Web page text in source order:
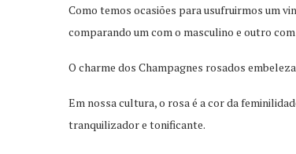
Como temos ocasiões para usufruirmos um
comparando um com o masculino e outro
O charme dos Champagnes rosados
Em nossa cultura, o rosa é a cor da
tranquilizador e tonificante.